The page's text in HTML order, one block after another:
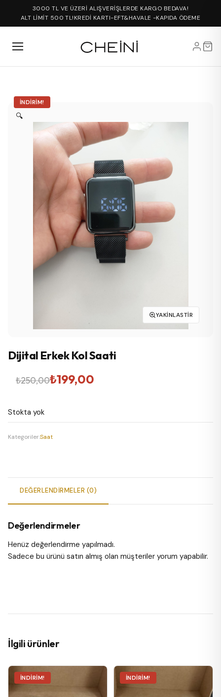
3000 TL VE ÜZERİ ALIŞVERİŞLERDE KARGO BEDAVA!
ALT LİMİT 500 TL!KREDİ KARTI-EFT&HAVALE -KAPIDA ÖDEME
İNDIRIM!
🔍
YAKINLASTIR
Dijital Erkek Kol Saati
₺250,00
Orijinal
₺250,00.
₺199,00
Şu
fiyat:
₺199,00.
Stokta yok
Kategoriler:Saat
DEĞERLENDIRMELER (0)
Değerlendirmeler
Henüz değerlendirme yapılmadı.
Sadece bu ürünü satın almış olan müşteriler yorum yapabilir.
İlgili ürünler
İNDIRIM! İNDIRIM!